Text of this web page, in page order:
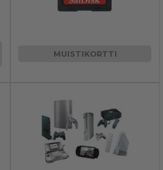
MUISTIKORTTI